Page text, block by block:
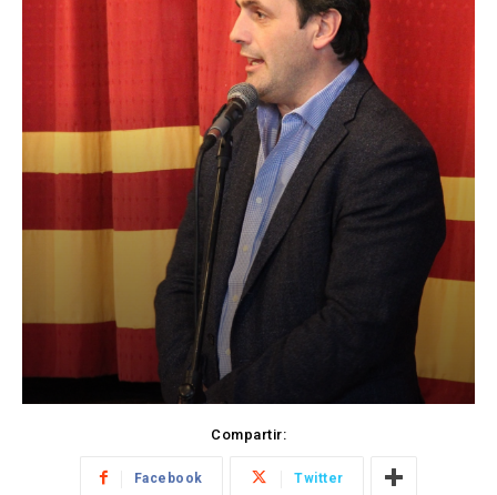
Compartir:
Facebook Twitter